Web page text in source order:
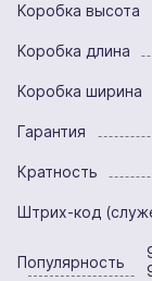
Коробка высота
Коробка длина
Коробка ширина
Гарантия
Кратность
Штрих-код
Популярность